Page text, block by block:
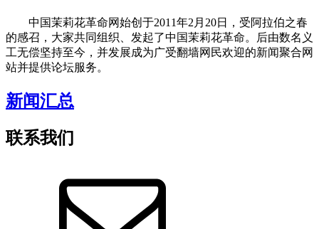
中国茉莉花革命网始创于2011年2月20日，受阿拉伯之春
的感召，大家共同组织、发起了中国茉莉花革命。后由数名义
工无偿坚持至今，并发展成为广受翻墙网民欢迎的新闻聚合网
站并提供论坛服务。
新闻汇总
联系我们